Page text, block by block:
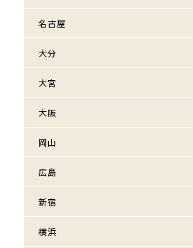
名古屋
大分
大宮
大阪
岡山
広島
新宿
横浜